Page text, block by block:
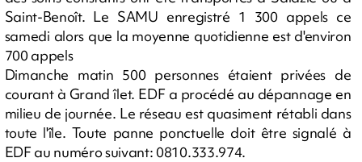
Saint-Benoît. Le SAMU enregistré 1 300 appels ce
samedi alors que la moyenne quotidienne est d'environ
700 appels
Dimanche matin 500 personnes étaient privées de
courant à Grand îlet. EDF a procédé au dépannage en
milieu de journée. Le réseau est quasiment rétabli dans
toute l'île. Toute panne ponctuelle doit être signalé à
EDF au numéro suivant: 0810.333.974.